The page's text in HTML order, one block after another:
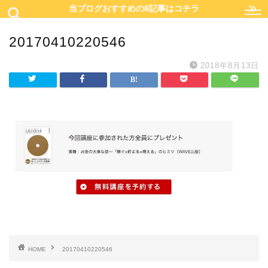
当ブログおすすめの8記事はコチラ
20170410220546
2018年8月13日
HOME 20170410220546